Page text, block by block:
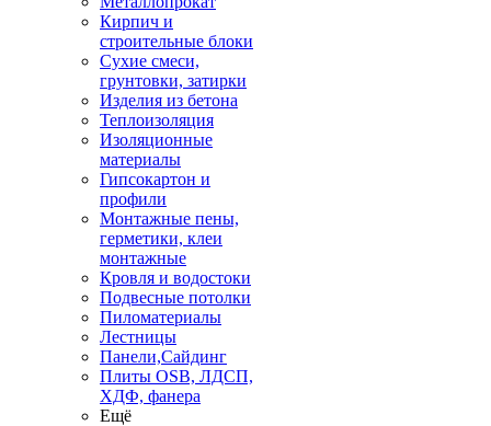
Кирпич и
строительные блоки
Сухие смеси,
грунтовки, затирки
Изделия из бетона
Теплоизоляция
Изоляционные
материалы
Гипсокартон и
профили
Монтажные пены,
герметики, клеи
монтажные
Кровля и водостоки
Подвесные потолки
Пиломатериалы
Лестницы
Панели,Сайдинг
Плиты OSB, ЛДСП,
ХДФ, фанера
Ещё